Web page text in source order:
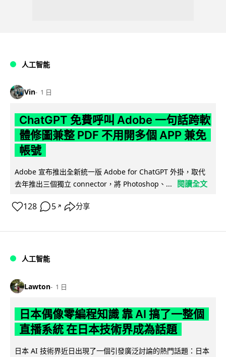
人工智能
Vin 1 日
ChatGPT 免費呼叫 Adobe 一句話跨軟
體修圖兼整 PDF 不用開多個 APP 兼免
帳號
Adobe 宣布推出全新統一版 Adobe for ChatGPT 外掛，取代
去年推出三個獨立 connector，將 Photoshop、...
閱讀全文
128 5 ↗ 分享
人工智能
Lawton 1 日
日本偶像零編程知識 靠 AI 搞了一整個
直播系統 在日本技術界成為話題
日本 AI 技術界近日出現了一個引發廣泛討論的熱門話題：日本